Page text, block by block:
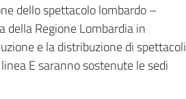
dello spettacolo lombardo –
della Regione Lombardia in
e la distribuzione di spettacoli
E saranno sostenute le sedi